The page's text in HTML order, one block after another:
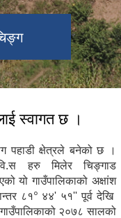
स्वागत छ ।
पहाडी क्षेत्रले बनेको छ ।
हरु मिलेर चिङ्गाड
यो गाउँपालिकाको अक्षांश
८१० ४४' ५१'' पूर्व देखि
२०७८ सालको